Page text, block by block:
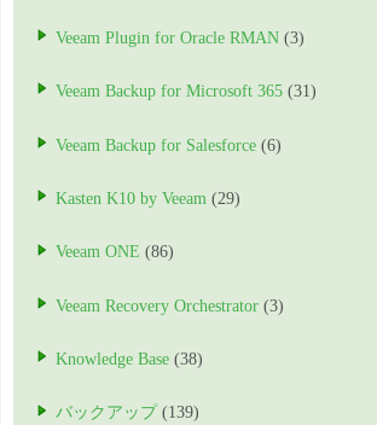
Veeam Plugin for Oracle RMAN (3)
Veeam Backup for Microsoft 365 (31)
Veeam Backup for Salesforce (6)
Kasten K10 by Veeam (29)
Veeam ONE (86)
Veeam Recovery Orchestrator (3)
Knowledge Base (38)
バックアップ (139)